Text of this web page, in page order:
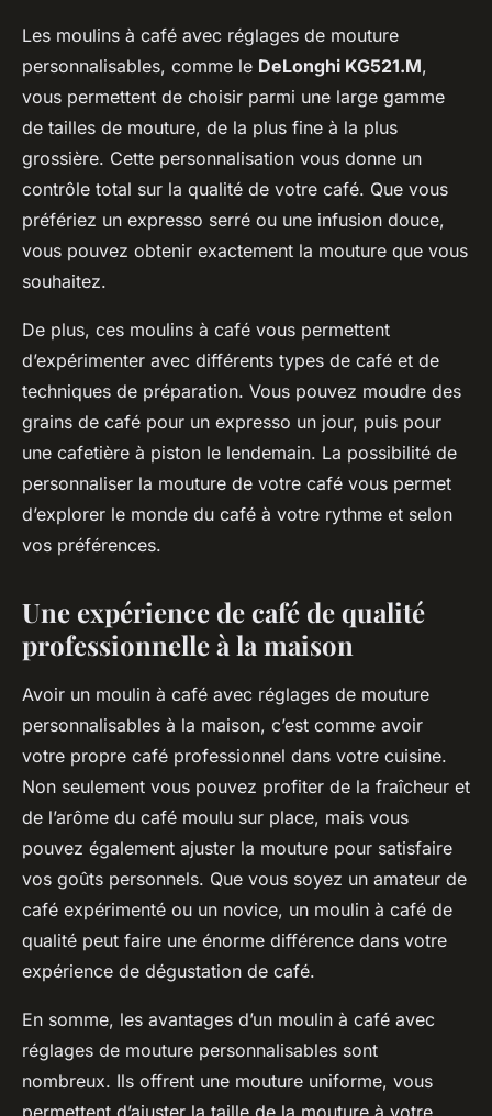
Les moulins à café avec réglages de mouture
personnalisables, comme le DeLonghi KG521.M,
vous permettent de choisir parmi une large gamme
de tailles de mouture, de la plus fine à la plus
grossière. Cette personnalisation vous donne un
contrôle total sur la qualité de votre café. Que vous
préfériez un expresso serré ou une infusion douce,
vous pouvez obtenir exactement la mouture que vous
souhaitez.
De plus, ces moulins à café vous permettent
d’expérimenter avec différents types de café et de
techniques de préparation. Vous pouvez moudre des
grains de café pour un expresso un jour, puis pour
une cafetière à piston le lendemain. La possibilité de
personnaliser la mouture de votre café vous permet
d’explorer le monde du café à votre rythme et selon
vos préférences.
Une expérience de café de qualité
professionnelle à la maison
Avoir un moulin à café avec réglages de mouture
personnalisables à la maison, c’est comme avoir
votre propre café professionnel dans votre cuisine.
Non seulement vous pouvez profiter de la fraîcheur et
de l’arôme du café moulu sur place, mais vous
pouvez également ajuster la mouture pour satisfaire
vos goûts personnels. Que vous soyez un amateur de
café expérimenté ou un novice, un moulin à café de
qualité peut faire une énorme différence dans votre
expérience de dégustation de café.
En somme, les avantages d’un moulin à café avec
réglages de mouture personnalisables sont
nombreux. Ils offrent une mouture uniforme, vous